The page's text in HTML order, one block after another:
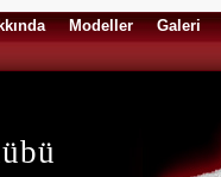
Modeller Galeri